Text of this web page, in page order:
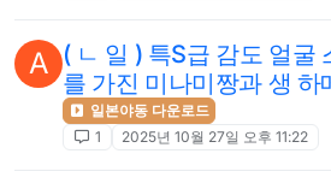
A ( ㄴ 일 ) 특S급 감도 얼굴
를 가진 미나미짱과 생 하
일본야동 다운로드
1
2025년 10월 27일 오후 11:22